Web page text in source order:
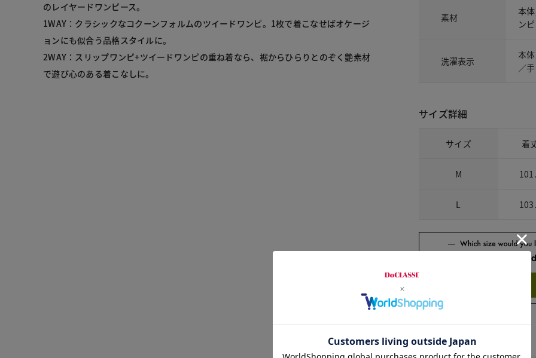
のレイヤードワンピース。
1WAY：クラシックなコクーンフォルムのツイードワンピ。1枚で着こなせばオケージ
ョンにも似合う品格スタイルに。
2WAY：スリップワンピ+ツイードワンピの重ね着なら、裾からひらりとのぞく艶素材
で遊び心のある着こなしに。
素材
本
ン
洗濯表示
本
／
サイズ詳細
サイズ 着
M
L
Check the